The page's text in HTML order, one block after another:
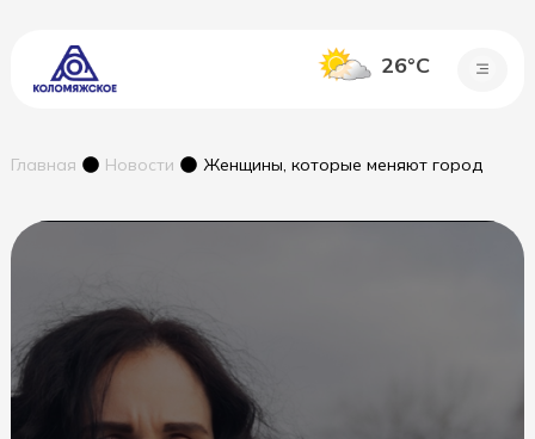
26°C
Главная Новости Женщины, которые меняют город